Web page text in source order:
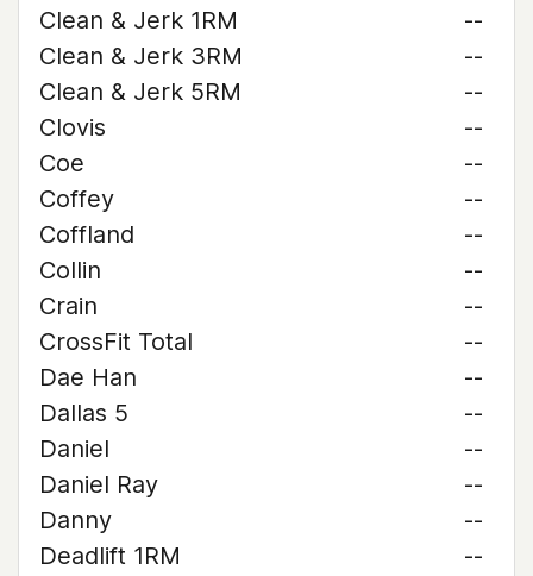
Clean & Jerk 1RM
--
Clean & Jerk 3RM
--
Clean & Jerk 5RM
--
Clovis
--
Coe
--
Coffey
--
Coffland
--
Collin
--
Crain
--
CrossFit Total
--
Dae Han
--
Dallas 5
--
Daniel
--
Daniel Ray
--
Danny
--
Deadlift 1RM
--